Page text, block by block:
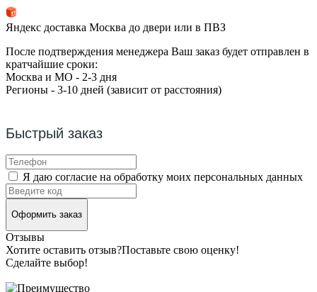
Яндекс доставка Москва до двери или в ПВЗ
После подтверждения менеджера Ваш заказ будет отправлен в
кратчайшие сроки:
Москва и МО - 2-3 дня
Регионы - 3-10 дней (зависит от расстояния)
Быстрый заказ
Я даю согласие на обработку моих персональных данных
Оформить заказ
Отзывы
Хотите оставить отзыв?Поставьте свою оценку!
Сделайте выбор!